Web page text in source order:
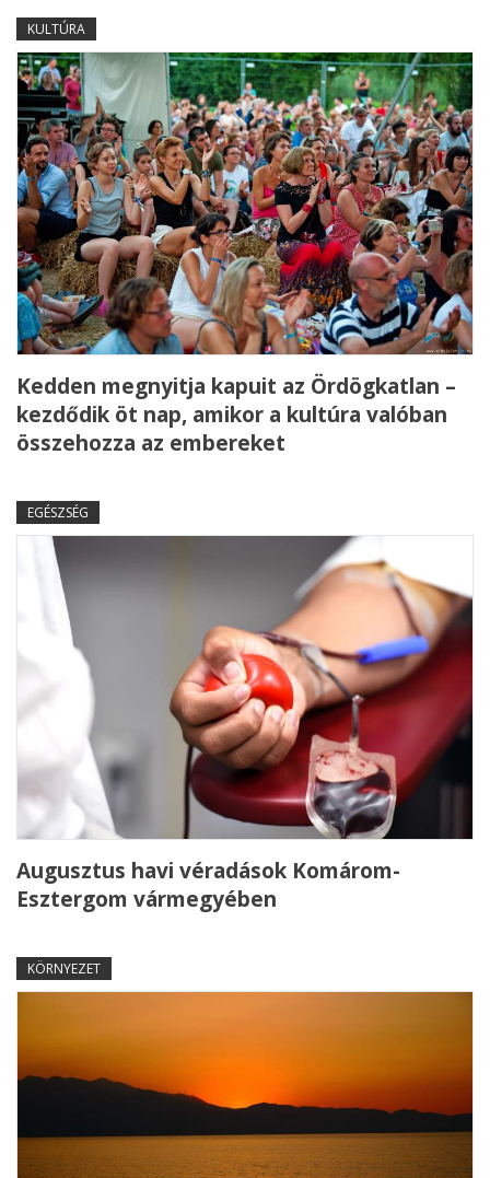
KULTÚRA
Kedden megnyitja kapuit az Ördögkatlan –
kezdődik öt nap, amikor a kultúra valóban
összehozza az embereket
EGÉSZSÉG
Augusztus havi véradások Komárom-
Esztergom vármegyében
KÖRNYEZET